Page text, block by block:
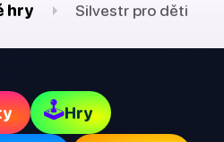
hry
Silvestr pro děti
🕹Hry